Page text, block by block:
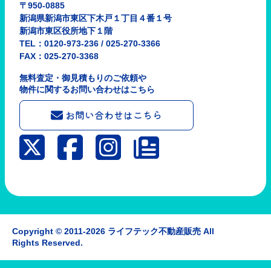
〒950-0885
新潟県新潟市東区下木戸１丁目４番１号
新潟市東区役所地下１階
TEL：0120-973-236 / 025-270-3366
FAX：025-270-3368
無料査定・御見積もりのご依頼や
物件に関するお問い合わせはこちら
お問い合わせはこちら
Copyright © 2011-2026 ライフテック不動産販売All
Rights Reserved.